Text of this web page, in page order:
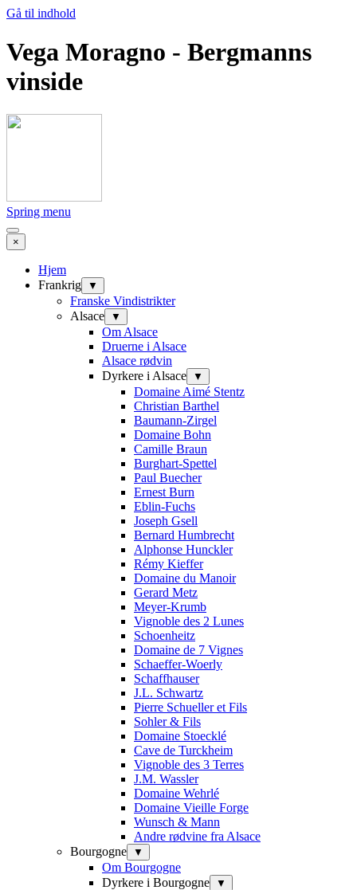
Gå til indhold
Vega Moragno - Bergmanns
vinside
Spring menu
×
Hjem
Frankrig
▼
Franske Vindistrikter
Alsace
▼
Om Alsace
Druerne i Alsace
Alsace rødvin
Dyrkere i Alsace
▼
Domaine Aimé Stentz
Christian Barthel
Baumann-Zirgel
Domaine Bohn
Camille Braun
Burghart-Spettel
Paul Buecher
Ernest Burn
Eblin-Fuchs
Joseph Gsell
Bernard Humbrecht
Alphonse Hunckler
Rémy Kieffer
Domaine du Manoir
Gerard Metz
Meyer-Krumb
Vignoble des 2 Lunes
Schoenheitz
Domaine de 7 Vignes
Schaeffer-Woerly
Schaffhauser
J.L. Schwartz
Pierre Schueller et Fils
Sohler & Fils
Domaine Stoecklé
Cave de Turckheim
Vignoble des 3 Terres
J.M. Wassler
Domaine Wehrlé
Domaine Vieille Forge
Wunsch & Mann
Andre rødvine fra Alsace
Bourgogne
▼
Om Bourgogne
Dyrkere i Bourgogne
▼